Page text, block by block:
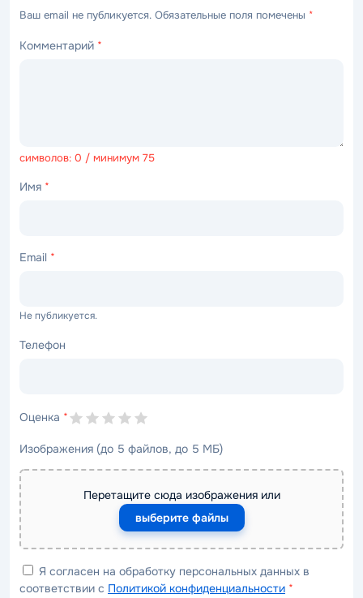
Ваш email не публикуется. Обязательные поля помечены *
Комментарий *
символов: 0 / минимум 75
Имя *
Email *
Не публикуется.
Телефон
Оценка *
Изображения (до 5 файлов, до 5 МБ)
Перетащите сюда изображения или
выберите файлы
Я согласен на обработку персональных данных в
соответствии с Политикой конфиденциальности *